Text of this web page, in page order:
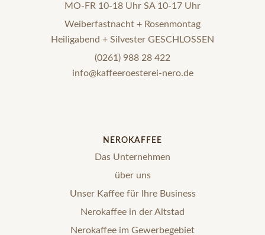
MO-FR 10-18 Uhr SA 10-17 Uhr
Weiberfastnacht + Rosenmontag
Heiligabend + Silvester GESCHLOSSEN
(0261) 988 28 422
info@kaffeeroesterei-nero.de
NEROKAFFEE
Das Unternehmen
über uns
Unser Kaffee für Ihre Business
Nerokaffee in der Altstad
Nerokaffee im Gewerbegebiet